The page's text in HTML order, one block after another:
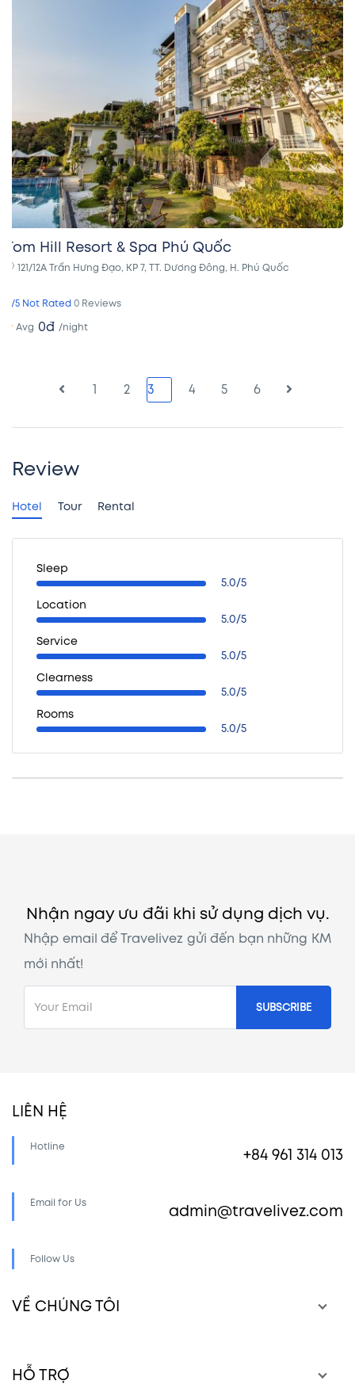
Tom Hill Resort & Spa Phú Quốc
121/12A Trần Hưng Đạo, KP 7, TT. Dương Đông, H. Phú Quốc
0/5 Not Rated 0 Reviews
Avg 0đ /night
1 2 3 4 5 6
Review
Hotel Tour Rental
Sleep
5.0/5
Location
5.0/5
Service
5.0/5
Clearness
5.0/5
Rooms
5.0/5
Nhận ngay ưu đãi khi sử dụng dịch vụ.
Nhập email để Travelivez gửi đến bạn những KM
mới nhất!
LIÊN HỆ
Hotline +84 961 314 013
Email for Us admin@travelivez.com
Follow Us
VỀ CHÚNG TÔI
HỖ TRỢ